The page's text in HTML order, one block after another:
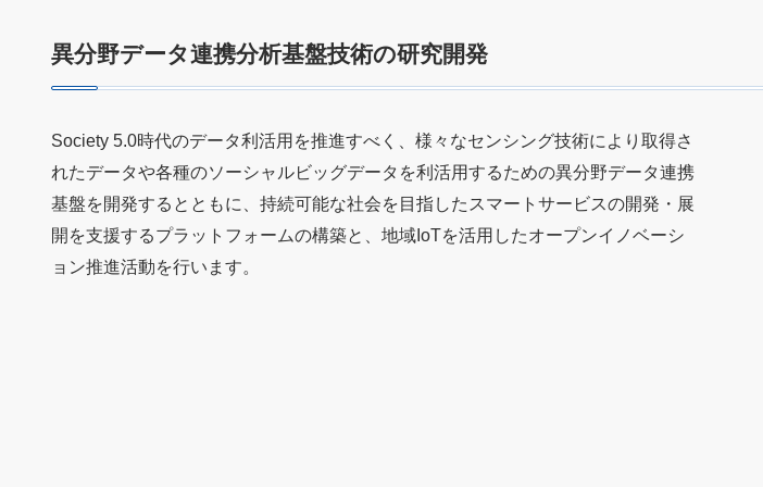
異分野データ連携分析基盤技術の研究開発
Society 5.0時代のデータ利活用を推進すべく、様々なセンシング技術により取得さ
れたデータや各種のソーシャルビッグデータを利活用するための異分野データ連携
基盤を開発するとともに、持続可能な社会を目指したスマートサービスの開発・展
開を支援するプラットフォームの構築と、地域IoTを活用したオープンイノベーシ
ョン推進活動を行います。